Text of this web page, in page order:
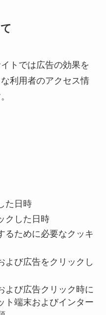
トでは広告の効果を
利用者のアクセス情
た日時
クした日時
るために必要なクッキ
よび広告をクリックし
よび広告クリック時に
ト端末およびインター